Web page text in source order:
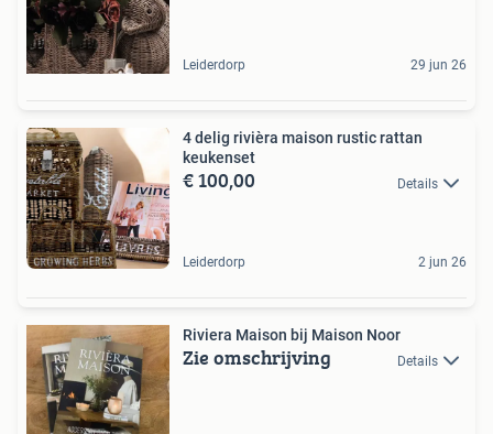
Leiderdorp 29 jun 26
4 delig rivièra maison rustic rattan
keukenset
€ 100,00 Details
Leiderdorp 2 jun 26
Riviera Maison bij Maison Noor
Zie omschrijving Details